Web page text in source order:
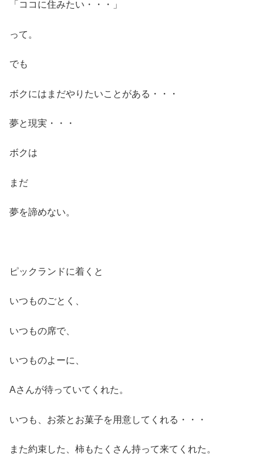
「ココに住みたい・・・」
って。
でも
ボクにはまだやりたいことがある・・・
夢と現実・・・
ボクは
まだ
夢を諦めない。
ピックランドに着くと
いつものごとく、
いつもの席で、
いつものよーに、
Aさんが待っていてくれた。
いつも、お茶とお菓子を用意してくれる・・・
また約束した、柿もたくさん持って来てくれた。